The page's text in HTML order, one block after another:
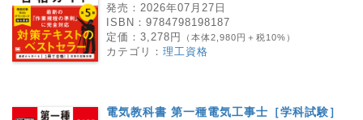
発売： 2026年07月27日
ISBN： 9784798198187
定価： 3,278円 （本体2,980円＋税10%）
カテゴリ： 理工資格
電気教科書 第一種電気工事士［学科試験］